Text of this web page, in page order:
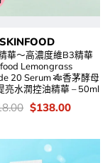
SKINFOOD
華～高濃度維B3精華
Lemongrass
20 Serum 🎋香茅酵母
亮水潤控油精華 – 50ml
Original
price
$218.00.
$138.00Current